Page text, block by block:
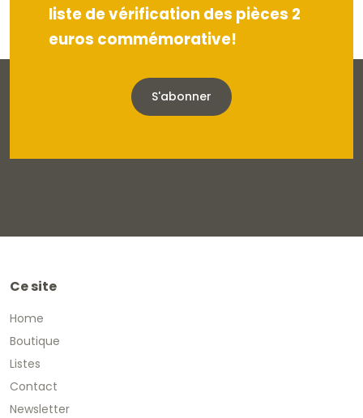
liste de vérification des pièces 2
euros commémorative!
S'abonner
Ce site
Home
Boutique
Listes
Contact
Newsletter